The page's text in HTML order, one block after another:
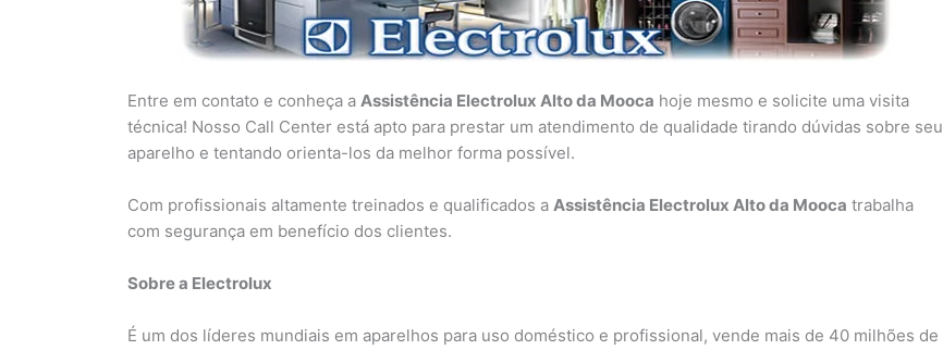
Entre em contato e conheça a Assistência Electrolux Alto da Mooca hoje mesmo e solicite uma visita
técnica! Nosso Call Center está apto para prestar um atendimento de qualidade tirando dúvidas sobre seu
aparelho e tentando orienta-los da melhor forma possível.
Com profissionais altamente treinados e qualificados a Assistência Electrolux Alto da Mooca trabalha
com segurança em benefício dos clientes.
Sobre a Electrolux
É um dos líderes mundiais em aparelhos para uso doméstico e profissional, vende mais de 40 milhões de